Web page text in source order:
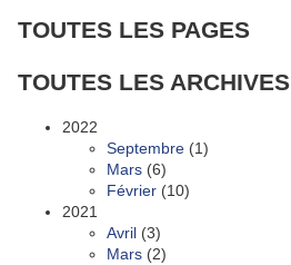
TOUTES LES PAGES
TOUTES LES ARCHIVES
2022
Septembre (1)
Mars (6)
Février (10)
2021
Avril (3)
Mars (2)